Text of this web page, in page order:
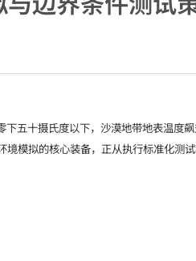
五十摄氏度以下，沙漠地带地表温度
拟的核心装备，正从执行标准化测